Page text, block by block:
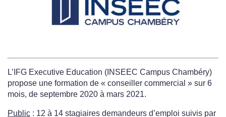
L’IFG Executive Education (INSEEC Campus Chambéry)
propose une formation de « conseiller commercial » sur 6
mois, de septembre 2020 à mars 2021.
Public : 12 à 14 stagiaires demandeurs d’emploi suivis par